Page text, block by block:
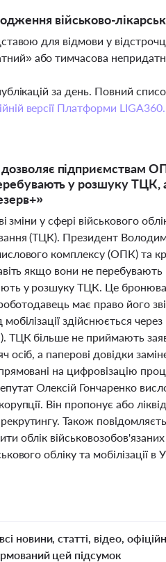
військово-
для відмови у
або тимчасова
за день. Повний
версії Платформи LIGA360.
підприємствам
у розшуку
у сфері військового
(ТЦК). Президент
комплексу (ОПК) та
якщо вони не
у розшуку ТЦК. Це
має право його
здійснюється
ТЦК більше не приймають
а паперові довідки
на цифровізацію
Олексій Гончаренко
Він пропонує або
Також
військовозобов'язаних і
обліку та мобілізації
новини, статті, відео,
цей підсумок